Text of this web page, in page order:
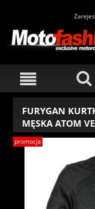
FURYGAN
MĘSKA ATOM
promocja